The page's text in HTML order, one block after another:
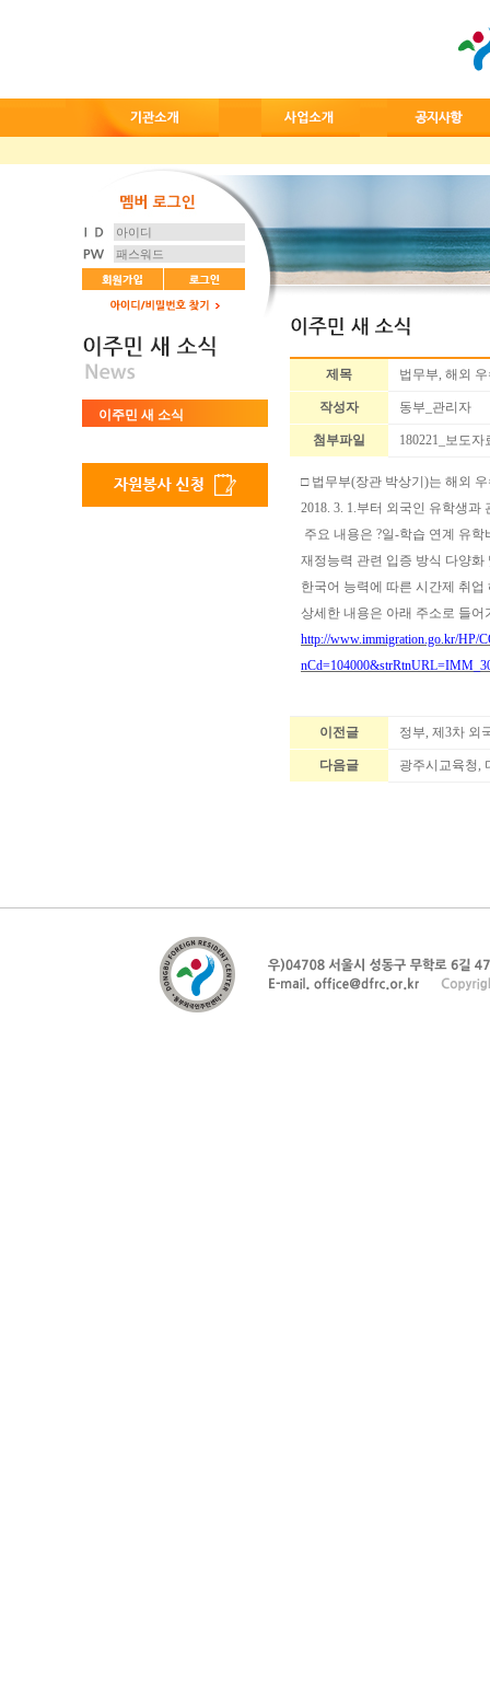
이주민 새 소식
제목 법무부, 해외
작성자 동부_관리자
첨부파일 180221_보도
□ 법무부(장관 박상기 )는 해외
2018. 3. 1.부터 외국인 유학생과
주요 내용은 ?일 -학습 연계 유
재정능력 관련 입증 방식 다양화
한국어 능력에 따른 시간제 취업
상세한 내용은 아래 주소로 들
http://www.immigration.go.kr/HP/
이전글 정부, 제3차 외
다음글 광주시교육청,